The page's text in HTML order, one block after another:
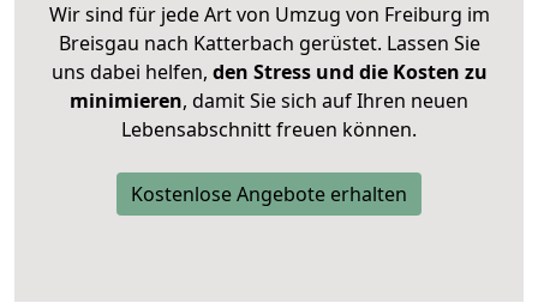
Wir sind für jede Art von Umzug von Freiburg im
Breisgau nach Katterbach gerüstet. Lassen Sie
uns dabei helfen, den Stress und die Kosten zu
minimieren, damit Sie sich auf Ihren neuen
Lebensabschnitt freuen können.
Kostenlose Angebote erhalten